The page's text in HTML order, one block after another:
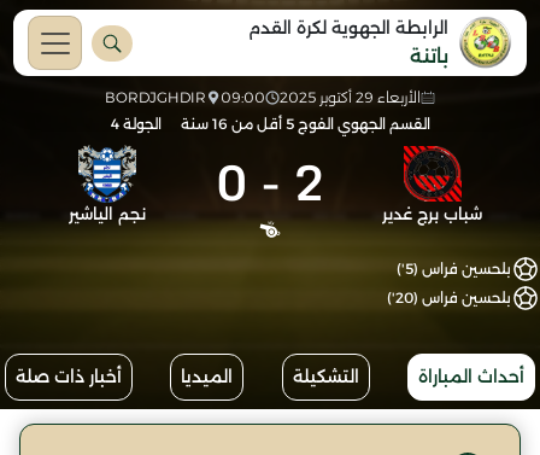
الرابطة الجهوية لكرة القدم
باتنة
الأربعاء 29 أكتوبر 2025 09:00
BORDJGHDIR
القسم الجهوي الفوج 5 أقل من 16 سنة
الجولة 4
شباب برج غدير 2
-
0 نجم الياشير
بلحسين فراس (5')
بلحسين فراس (20')
أحداث المباراة التشكيلة الميديا أخبار ذات صلة